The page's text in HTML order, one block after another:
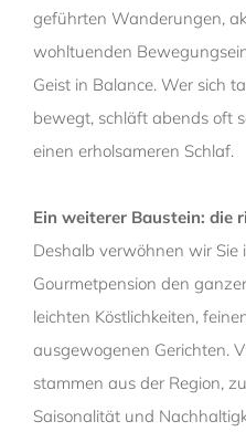
geführten Wanderungen,
wohltuenden
Geist in Balance. Wer sich
bewegt, schläft abends oft
einen erholsameren Schlaf.
Ein weiterer Baustein: die
Deshalb verwöhnen wir
Gourmetpension den
leichten Köstlichkeiten,
ausgewogenen Gerichten.
stammen aus der Region,
Saisonalität und